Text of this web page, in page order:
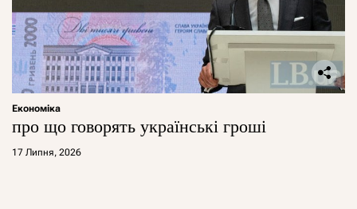
Економіка
про що говорять українські гроші
17 Липня, 2026